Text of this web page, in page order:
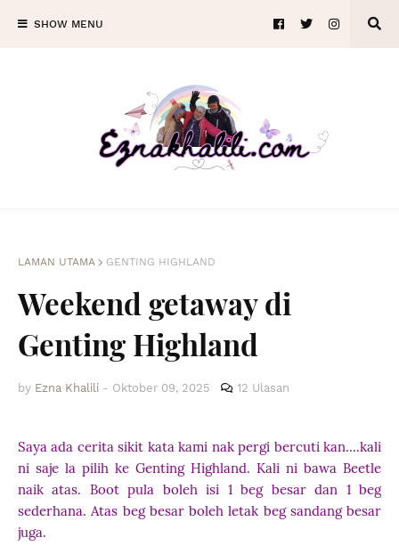
SHOW MENU
LAMAN UTAMA GENTING HIGHLAND
Weekend getaway di
Genting Highland
by Ezna Khalili - Oktober 09, 2025 12 Ulasan
Saya ada cerita sikit kata kami nak pergi bercuti kan....kali
ni saje la pilih ke Genting Highland. Kali ni bawa Beetle
naik atas. Boot pula boleh isi 1 beg besar dan 1 beg
sederhana. Atas beg besar boleh letak beg sandang besar
juga.